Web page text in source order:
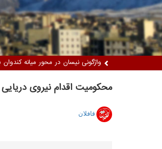
واژگونی نیسان در محور میانه
محکومیت اقدام نیروی
قافلان